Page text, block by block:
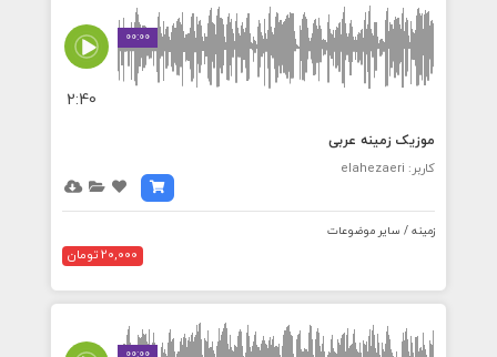
00:00
2:40
موزیک زمینه عربی
کاربر: elahezaeri
زمینه / سایر موضوعات
20,000 تومان
00:00